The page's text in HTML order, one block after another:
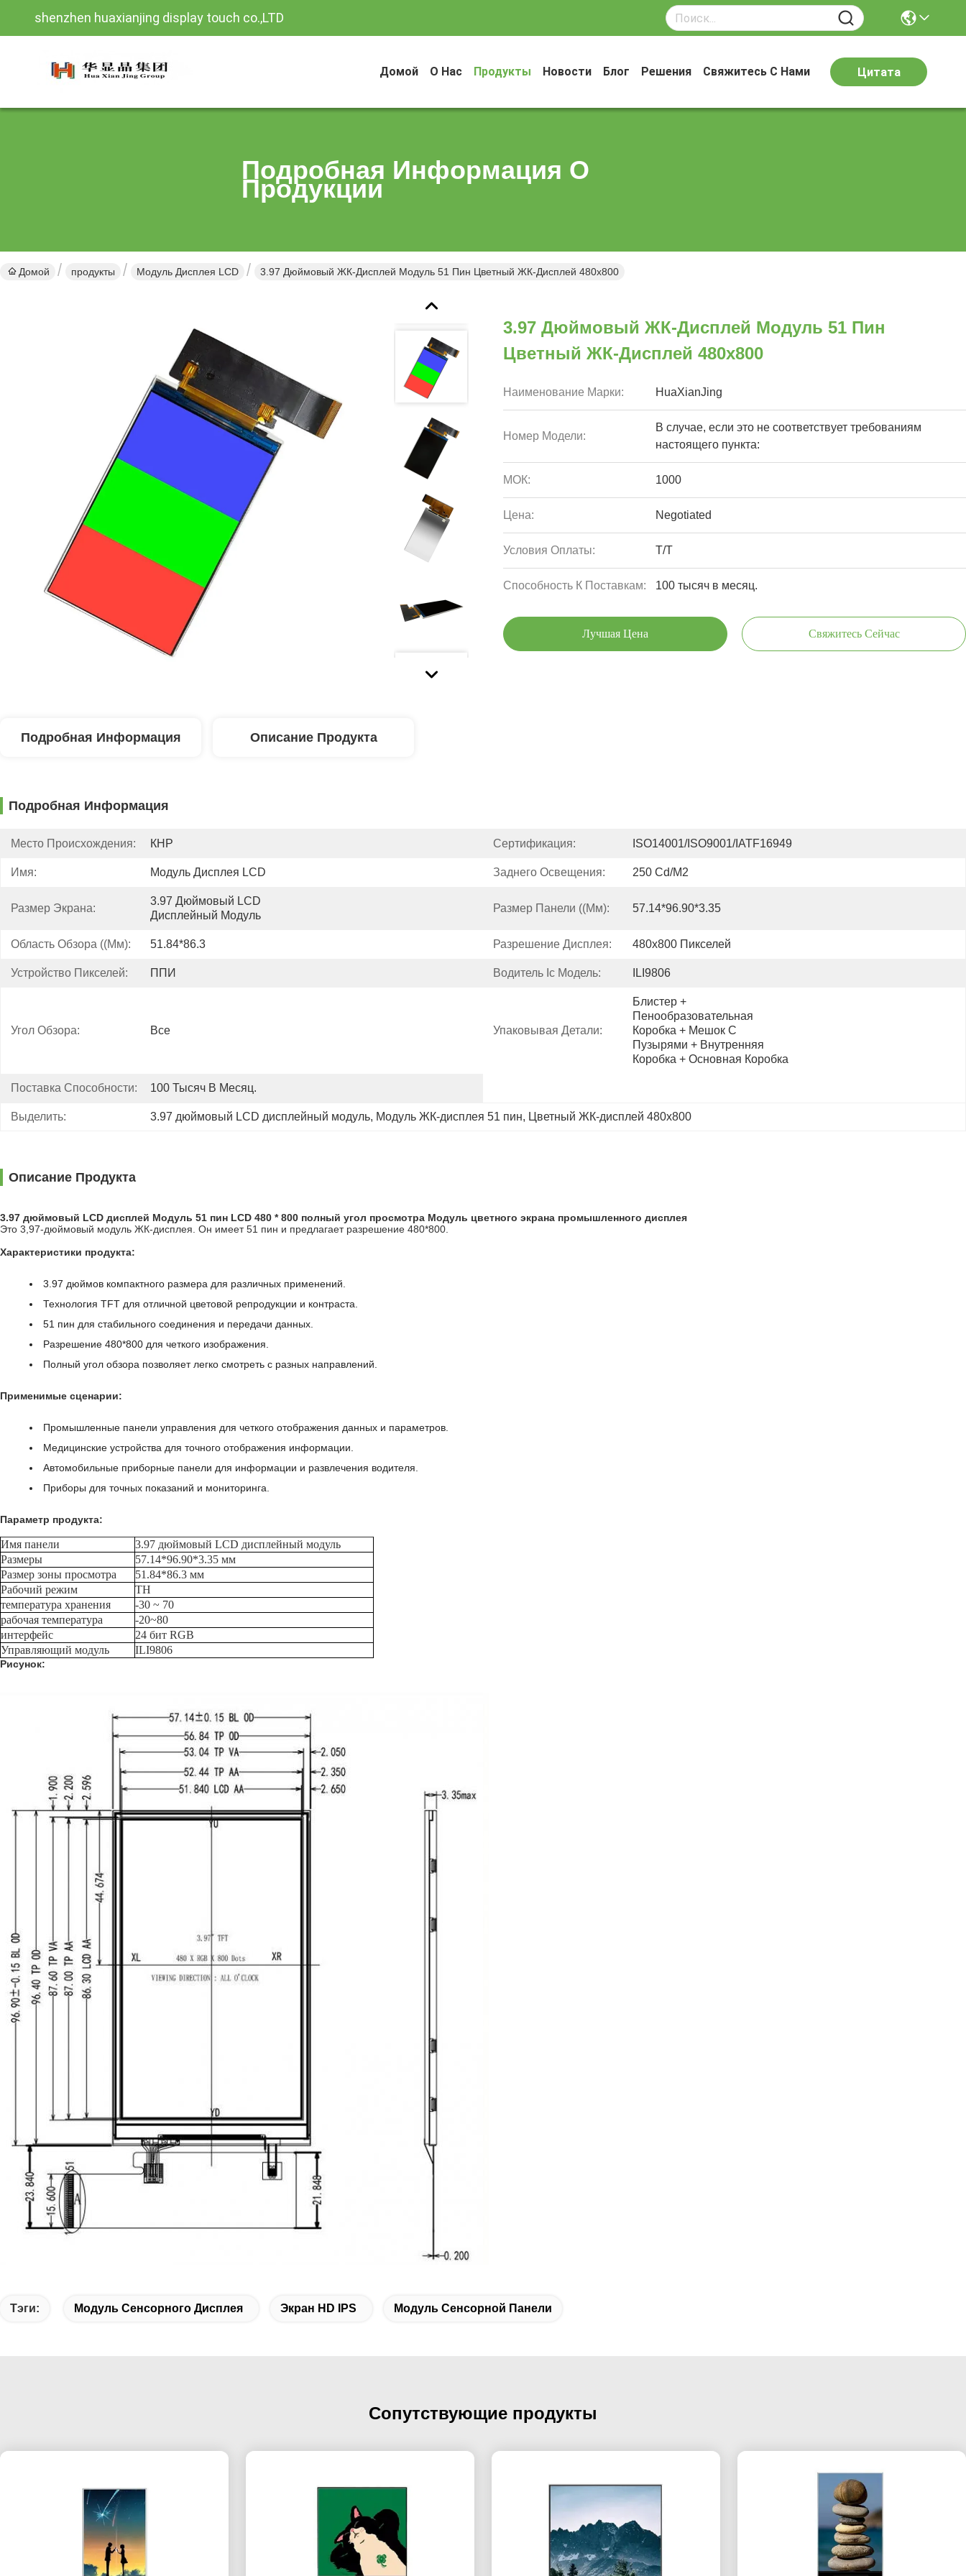
shenzhen huaxianjing display touch co.,LTD
Домой О Нас Продукты Новости Блог Решения Свяжитесь С Нами Цитата
Подробная Информация О
Продукции
Домой продукты Модуль Дисплея LCD 3.97 Дюймовый ЖК-Дисплей Модуль 51 Пин Цветный ЖК-Дисплей 480x800
3.97 Дюймовый ЖК-Дисплей Модуль 51 Пин
Цветный ЖК-Дисплей 480x800
Наименование Марки: HuaXianJing
Номер Модели:
В случае, если это не соответствует требованиям
настоящего пункта:
МОК: 1000
Цена: Negotiated
Условия Оплаты: T/T
Способность К Поставкам: 100 тысяч в месяц.
Лучшая Цена Свяжитесь Сейчас
Подробная Информация Описание Продукта
Подробная Информация
Место Происхождения: КНР Сертификация: ISO14001/ISO9001/IATF16949
Имя: Модуль Дисплея LCD Заднего Освещения: 250 Cd/m2
Размер Экрана:
3.97 Дюймовый LCD
Дисплейный Модуль
Размер Панели ((мм): 57.14*96.90*3.35
Область Обзора ((мм): 51.84*86.3 Разрешение Дисплея: 480x800 Пикселей
Устройство Пикселей: ППИ Водитель Ic Модель: ILI9806
Угол Обзора: Все Упаковывая Детали:
Блистер +
Пенообразовательная
Коробка + Мешок С
Пузырями + Внутренняя
Коробка + Основная Коробка
Поставка Способности: 100 Тысяч В Месяц.
Выделить: 3.97 дюймовый LCD дисплейный модуль, Модуль ЖК-дисплея 51 пин, Цветный ЖК-дисплей 480x800
Описание Продукта
3.97 дюймовый LCD дисплей Модуль 51 пин LCD 480 * 800 полный угол просмотра Модуль цветного экрана промышленного дисплея
Это 3,97-дюймовый модуль ЖК-дисплея. Он имеет 51 пин и предлагает разрешение 480*800.
Характеристики продукта:
3.97 дюймов компактного размера для различных применений.
Технология TFT для отличной цветовой репродукции и контраста.
51 пин для стабильного соединения и передачи данных.
Разрешение 480*800 для четкого изображения.
Полный угол обзора позволяет легко смотреть с разных направлений.
Применимые сценарии:
Промышленные панели управления для четкого отображения данных и параметров.
Медицинские устройства для точного отображения информации.
Автомобильные приборные панели для информации и развлечения водителя.
Приборы для точных показаний и мониторинга.
Параметр продукта:
Имя панели
3.97 дюймовый LCD дисплейный модуль
Размеры
57.14*96.90*3.35 мм
Размер зоны просмотра
51.84*86.3 мм
Рабочий режим
ТН
температура хранения
-30 ~ 70
рабочая температура
-20~80
интерфейс
24 бит RGB
Управляющий модуль
ILI9806
Рисунок:
Тэги: Модуль Сенсорного Дисплея Экран HD IPS Модуль Сенсорной Панели
Сопутствующие продукты